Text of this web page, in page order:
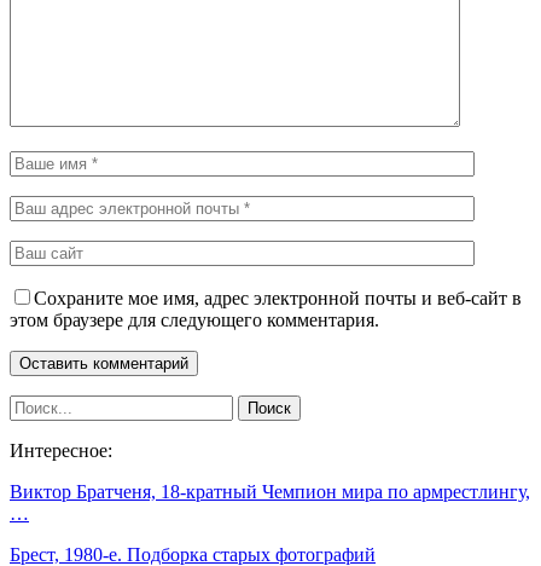
Сохраните мое имя, адрес электронной почты и веб-сайт в
этом браузере для следующего комментария.
Интересное:
Виктор Братченя, 18-кратный Чемпион мира по армрестлингу,
…
Брест, 1980-е. Подборка старых фотографий